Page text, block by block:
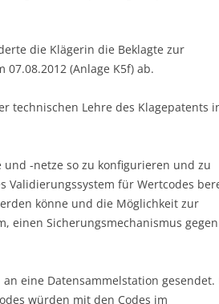
die Klägerin die Beklagte zur
(Anlage K5f) ab.
technischen Lehre des Klagepatents
-netze so zu konfigurieren und zu
Validierungssystem für Wertcodes
könne und die Möglichkeit zur
einen Sicherungsmechanismus gegen
eine Datensammelstation gesendet.
würden mit den Codes im